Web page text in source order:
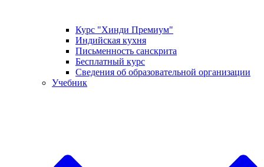
Курс "Хинди Премиум"
Индийская кухня
Письменность санскрита
Бесплатный курс
Сведения об образовательной организации
Учебник